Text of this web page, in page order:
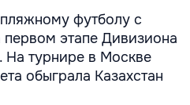
футболу с
первом этапе Дивизиона
На турнире в Москве
обыграла Казахстан